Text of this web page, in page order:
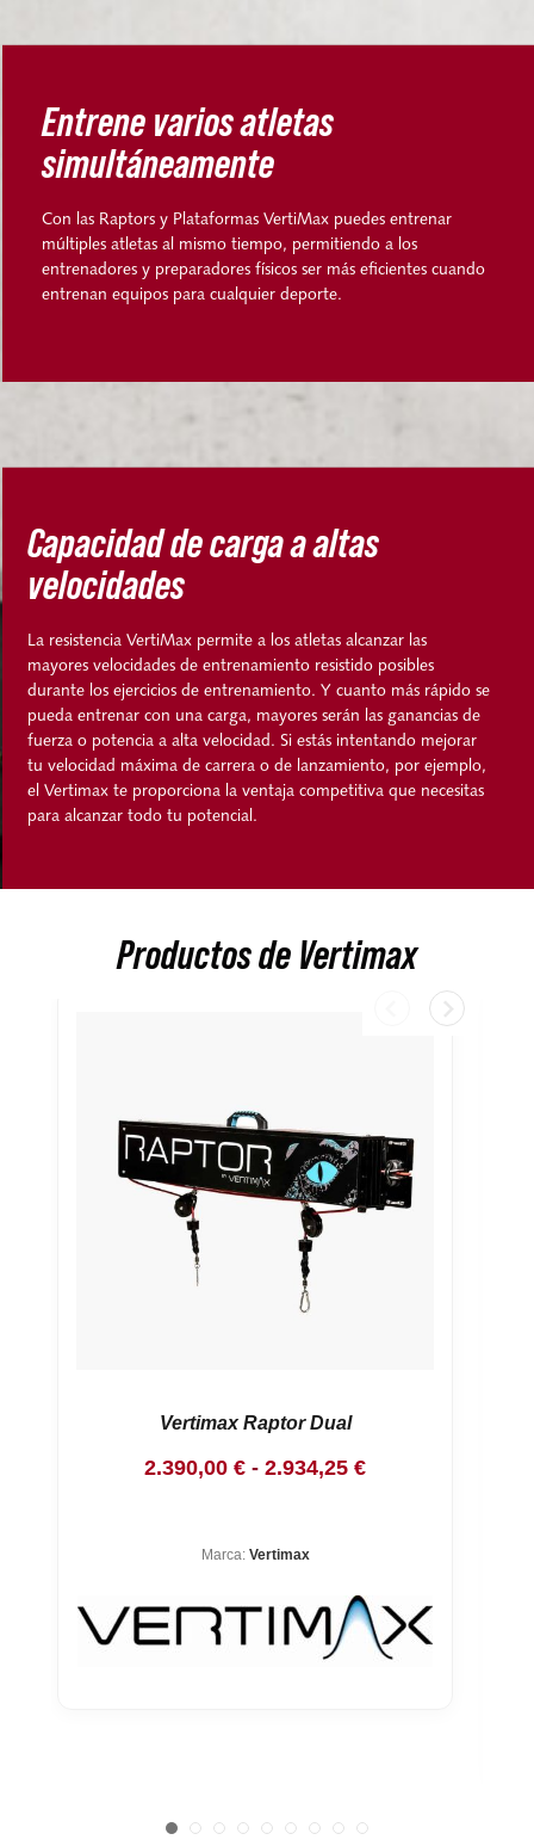
Entrene varios atletas
simultáneamente
Con las Raptors y Plataformas VertiMax puedes entrenar
múltiples atletas al mismo tiempo, permitiendo a los
entrenadores y preparadores físicos ser más eficientes cuando
entrenan equipos para cualquier deporte.
Capacidad de carga a altas
velocidades
La resistencia VertiMax permite a los atletas alcanzar las
mayores velocidades de entrenamiento resistido posibles
durante los ejercicios de entrenamiento. Y cuanto más rápido se
pueda entrenar con una carga, mayores serán las ganancias de
fuerza o potencia a alta velocidad. Si estás intentando mejorar
tu velocidad máxima de carrera o de lanzamiento, por ejemplo,
el Vertimax te proporciona la ventaja competitiva que necesitas
para alcanzar todo tu potencial.
Productos de Vertimax
Vertimax Raptor Dual
2.390,00 € - 2.934,25 €Rango
2.390,00 €
hasta
2.934,25 €
Marca: Vertimax